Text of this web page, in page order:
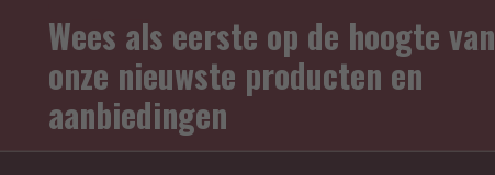
Wees als eerste op de hoogte van
onze nieuwste producten en
aanbiedingen